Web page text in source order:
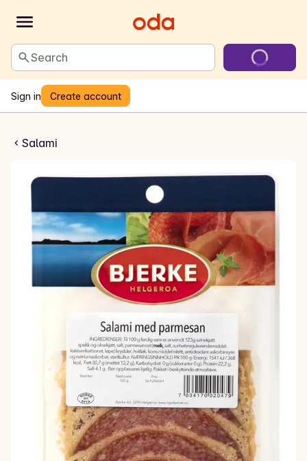
Search
Sign in Create account
Salami
parmesan